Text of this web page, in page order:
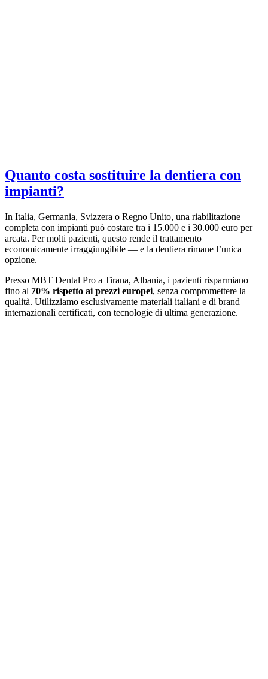
Quanto costa sostituire la dentiera con
impianti?
In Italia, Germania, Svizzera o Regno Unito, una riabilitazione
completa con impianti può costare tra i 15.000 e i 30.000 euro per
arcata. Per molti pazienti, questo rende il trattamento
economicamente irraggiungibile — e la dentiera rimane l’unica
opzione.
Presso MBT Dental Pro a Tirana, Albania, i pazienti risparmiano
fino al 70% rispetto ai prezzi europei, senza compromettere la
qualità. Utilizziamo esclusivamente materiali italiani e di brand
internazionali certificati, con tecnologie di ultima generazione.